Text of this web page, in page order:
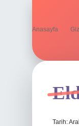
Anasayfa
Tarih: